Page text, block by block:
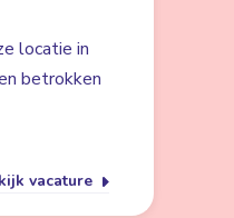
locatie in
betrokken
vacature